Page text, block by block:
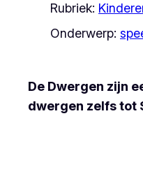
Rubriek:
Onderwerp:
De Dwergen zijn
dwergen zelfs tot